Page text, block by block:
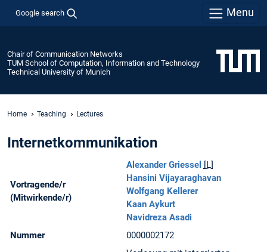
Google search Menu
Chair of Communication Networks
TUM School of Computation, Information and Technology
Technical University of Munich
Home Teaching Lectures
Internetkommunikation
Vortragende/r
(Mitwirkende/r)
Alexander Griessel
[L]
Hansini Vijayaraghavan
Wolfgang Kellerer
Kaan Aykurt
Navidreza Asadi
Nummer
0000002172